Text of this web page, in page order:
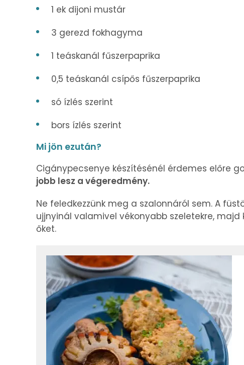
1 ek dijoni mustár
3 gerezd fokhagyma
1 teáskanál fűszerpaprika
0,5 teáskanál csípős fűszerpaprika
só ízlés szerint
bors ízlés szerint
Mi jön ezután?
Cigánypecsenye készítésénél érdemes előre
jobb lesz a végeredmény.
Ne feledkezzünk meg a szalonnáról sem. A
ujjnyinál valamivel vékonyabb szeletekre,
őket.